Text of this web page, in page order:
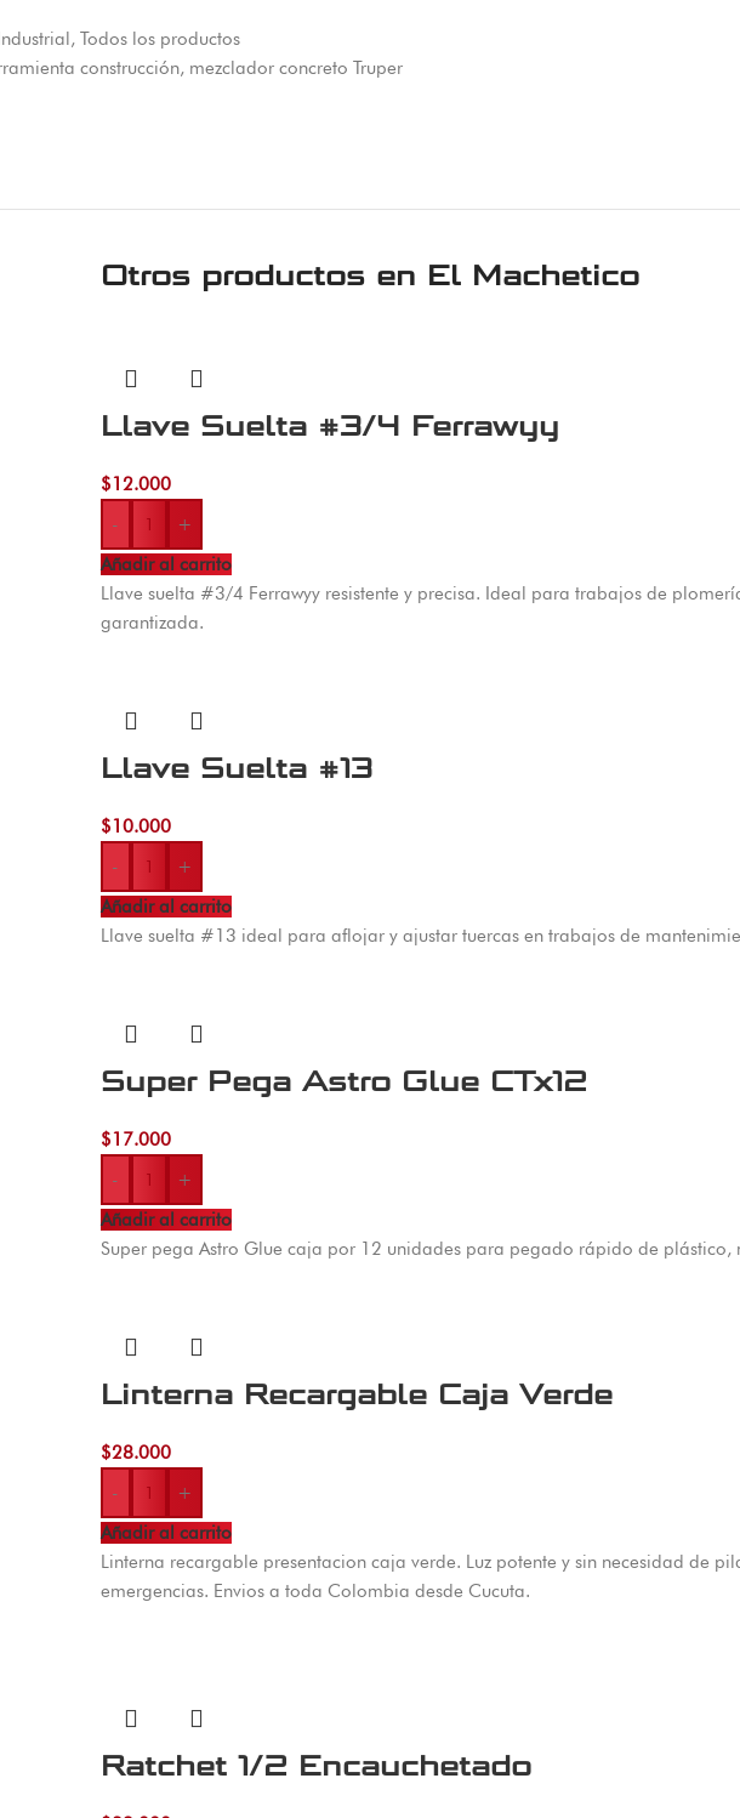
, Todos los productos
construcción, mezclador concreto Truper
Otros productos en El Machetico
Llave Suelta #3/4 Ferrawyy
$12.000
-
+
Añadir al carrito
Llave suelta #3/4 Ferrawyy resistente y precisa. Ideal para trabajos de
garantizada.
Llave Suelta #13
$10.000
-
+
Añadir al carrito
Llave suelta #13 ideal para aflojar y ajustar tuercas en trabajos de
Super Pega Astro Glue CTx12
$17.000
-
+
Añadir al carrito
Super pega Astro Glue caja por 12 unidades para pegado rápido de
Linterna Recargable Caja Verde
$28.000
-
+
Añadir al carrito
Linterna recargable presentacion caja verde. Luz potente y sin necesidad de
emergencias. Envios a toda Colombia desde Cucuta.
Ratchet 1/2 Encauchetado